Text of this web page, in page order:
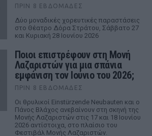
ΠΡΙΝ 8 ΕΒΔΟΜΆΔΕΣ
Δύο μοναδικές χορευτικές παραστάσεις
στο Θέατρο Δόρα Στράτου, Σάββατο 27
και Κυριακή 28 Ιουνίου 2026
Ποιοι επιστρέφουν στη Μονή
Λαζαριστών για μια σπάνια
εμφάνιση τον Ιούνιο του 2026;
ΠΡΙΝ 8 ΕΒΔΟΜΆΔΕΣ
Οι θρυλικοί Einstürzende Neubauten και ο
Πάνος Βλάχος ανεβαίνουν στη σκηνή της
Μονής Λαζαριστών στις 17 και 18 Ιουνίου
2026 αντίστοιχα, στο πλαίσιο του
Φεστιβάλ Μονής Λαζαριστών.